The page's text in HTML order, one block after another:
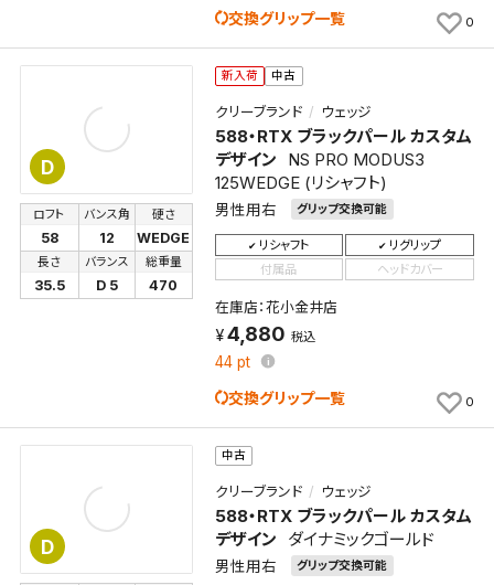
交換グリップ一覧 0
D
新入荷 中古
クリーブランド ウェッジ
588・RTX ブラックパール カスタム
デザイン
NS PRO MODUS3
125WEDGE (リシャフト)
男性用右 グリップ交換可能
ロフト
58
バンス角
12
硬さ
WEDGE
長さ
35.5
バランス
D 5
総重量
470
リシャフト
リグリップ
付属品
ヘッドカバー
在庫店：花小金井店
4,880 税込
44 pt
交換グリップ一覧 0
D
中古
クリーブランド ウェッジ
588・RTX ブラックパール カスタム
デザイン
ダイナミックゴールド
男性用右 グリップ交換可能
検索条件を保存
この検索条件をマイページ内「保存検索条件一覧」に
検索条件を保存